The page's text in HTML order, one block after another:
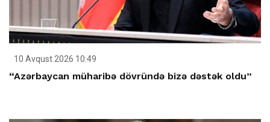
10 Avqust 2026 10:49
“Azərbaycan müharibə dövründə bizə dəstək oldu”